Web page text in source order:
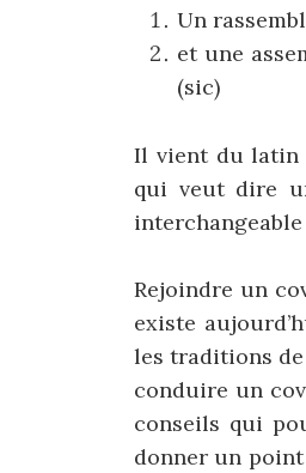
Un
et une
(sic)
Il vient du
qui veut dire
Rejoindre un
existe
les traditions
conduire un
conseils qui
donner un